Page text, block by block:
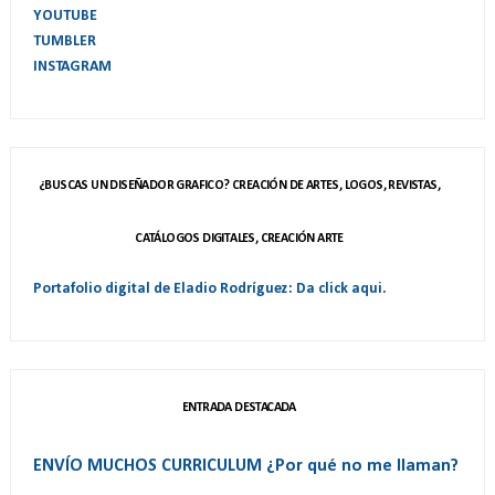
YOUTUBE
TUMBLER
INSTAGRAM
¿BUSCAS UN DISEÑADOR GRAFICO? CREACIÓN DE ARTES, LOGOS, REVISTAS,
CATÁLOGOS DIGITALES, CREACIÓN ARTE
Portafolio digital de Eladio Rodríguez: Da click aqui.
ENTRADA DESTACADA
ENVÍO MUCHOS CURRICULUM ¿Por qué no me llaman?